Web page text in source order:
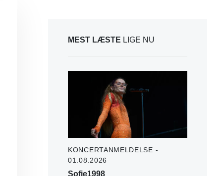
MEST LÆSTE LIGE NU
KONCERTANMELDELSE -
01.08.2026
Sofie1998